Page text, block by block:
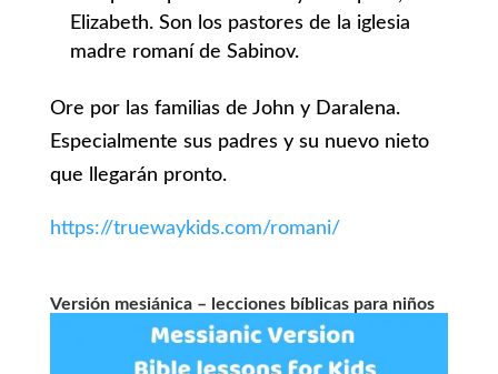
Elizabeth. Son los pastores de la iglesia
madre romaní de Sabinov.
Ore por las familias de John y Daralena.
Especialmente sus padres y su nuevo nieto
que llegarán pronto.
https://truewaykids.com/romani/
Versión mesiánica – lecciones bíblicas para niños